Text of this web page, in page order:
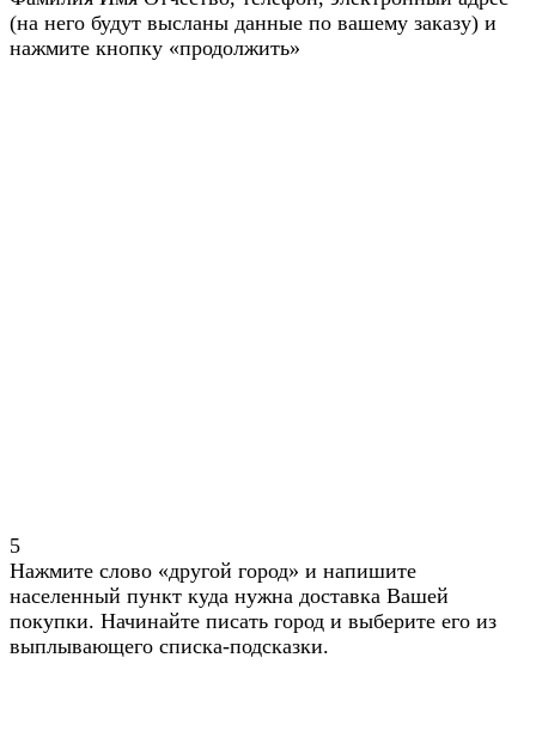
(на него будут высланы данные по вашему заказу) и
нажмите кнопку «продолжить»
5
Нажмите слово «другой город» и напишите
населенный пункт куда нужна доставка Вашей
покупки. Начинайте писать город и выберите его из
выплывающего списка-подсказки.